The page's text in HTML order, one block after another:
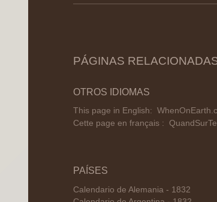
PÁGINAS
OTROS IDIOMAS
This page in English:
Cette page en français :
PAÍSES
Calendario de Alemania - 1832